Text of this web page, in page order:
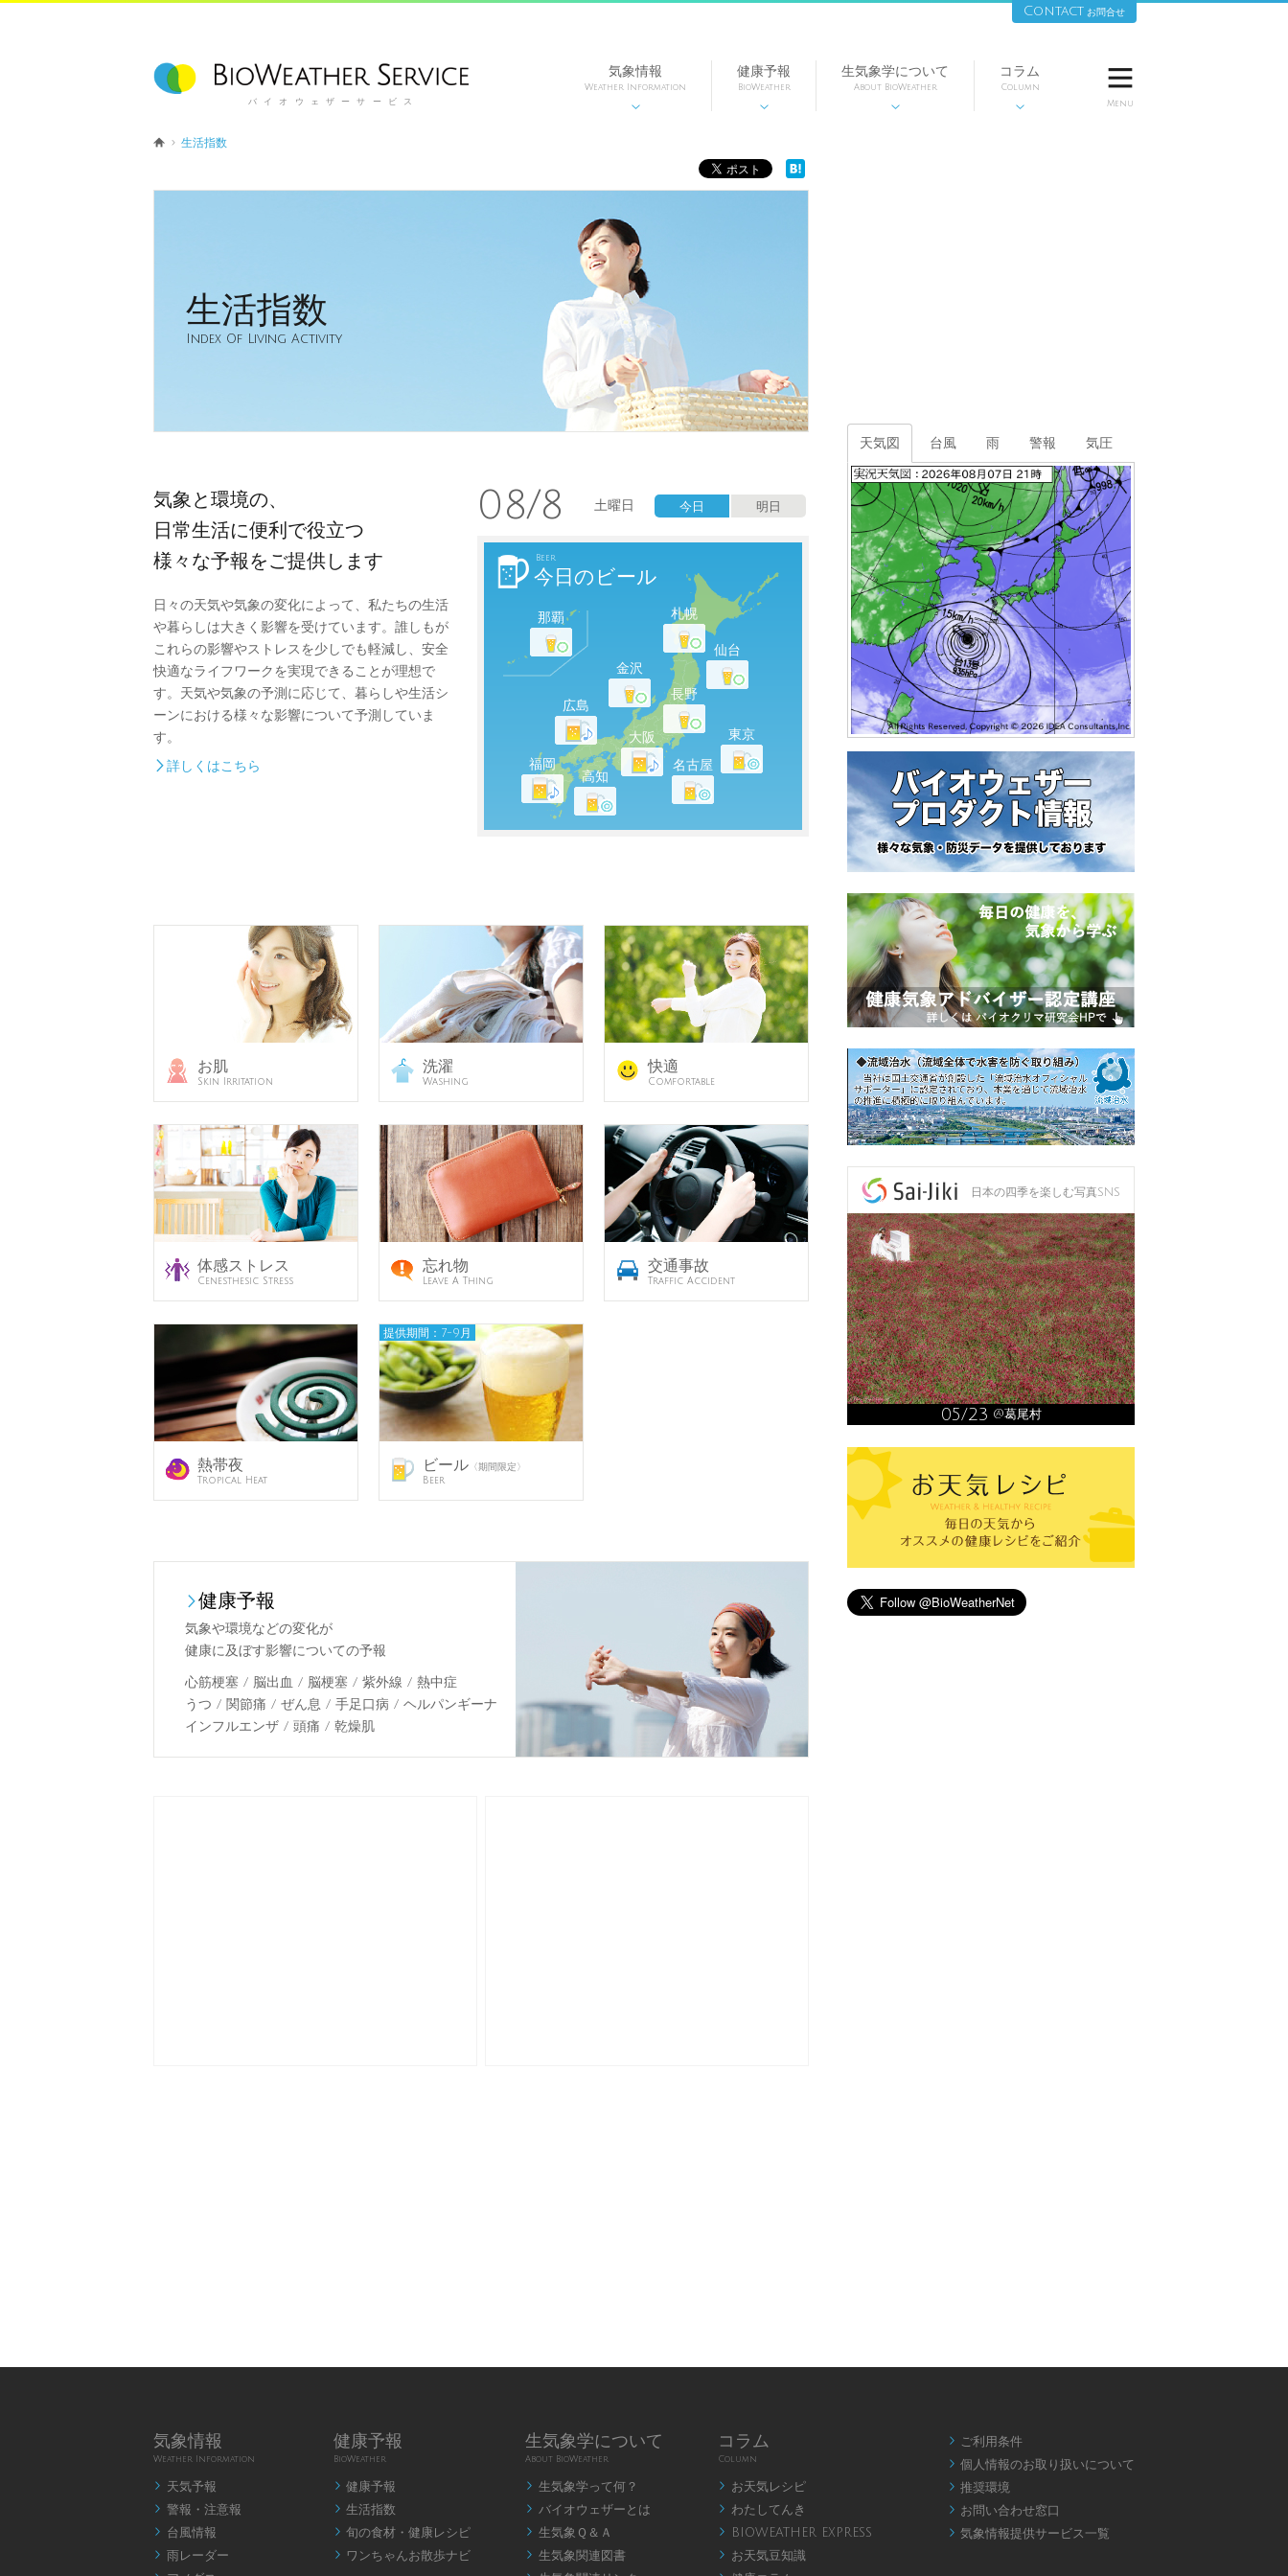
バイオウェザーサービス
気象情報
Weather Information

健康予報
BioWeather

生気象学について
About BioWeather

コラム
Column


Menu
生活指数
生活指数
Index Of Living Activity
気象と環境の、
日常生活に便利で役立つ
様々な予報をご提供します
日々の天気や気象の変化によって、私たちの生活
や暮らしは大きく影響を受けています。誰しもが
これらの影響やストレスを少しでも軽減し、安全
快適なライフワークを実現できることが理想で
す。天気や気象の予測に応じて、暮らしや生活シ
ーンにおける様々な影響について予測していま
す。
詳しくはこちら
08/8 土曜日 今日 明日
Beer
今日のビール
札幌
仙台
金沢
東京
長野
名古屋
大阪
広島
高知
福岡
那覇
お肌
Skin Irritation
洗濯
Washing
快適
Comfortable
体感ストレス
Cenesthesic Stress
忘れ物
Leave A Thing
交通事故
Traffic Accident
熱帯夜
Tropical Heat
ビール 〈期間限定〉
Beer
提供期間：7-9月
健康予報
気象や環境などの変化が
健康に及ぼす影響についての予報
心筋梗塞 / 脳出血 / 脳梗塞 / 紫外線 / 熱中症
うつ / 関節痛 / ぜん息 / 手足口病 / ヘルパンギーナ
インフルエンザ / 頭痛 / 乾燥肌
天気図 台風 雨 警報 気圧
日本の四季を楽しむ写真SNS
05/23 @葛尾村
気象情報
Weather Information
 天気予報
 警報・注意報
 台風情報
 雨レーダー
健康予報
BioWeather
 健康予報
 生活指数
 旬の食材・健康レシピ
 ワンちゃんお散歩ナビ
生気象学について
About BioWeather
 生気象学って何？
 バイオウェザーとは
 生気象Ｑ＆Ａ
 生気象関連図書
コラム
Column
 お天気レシピ
 わたしてんき
 BIOWEATHER EXPRESS
 お天気豆知識
 ご利用条件
 個人情報のお取り扱いについて
 推奨環境
 お問い合わせ窓口
 気象情報提供サービス一覧
Contact お問合せ